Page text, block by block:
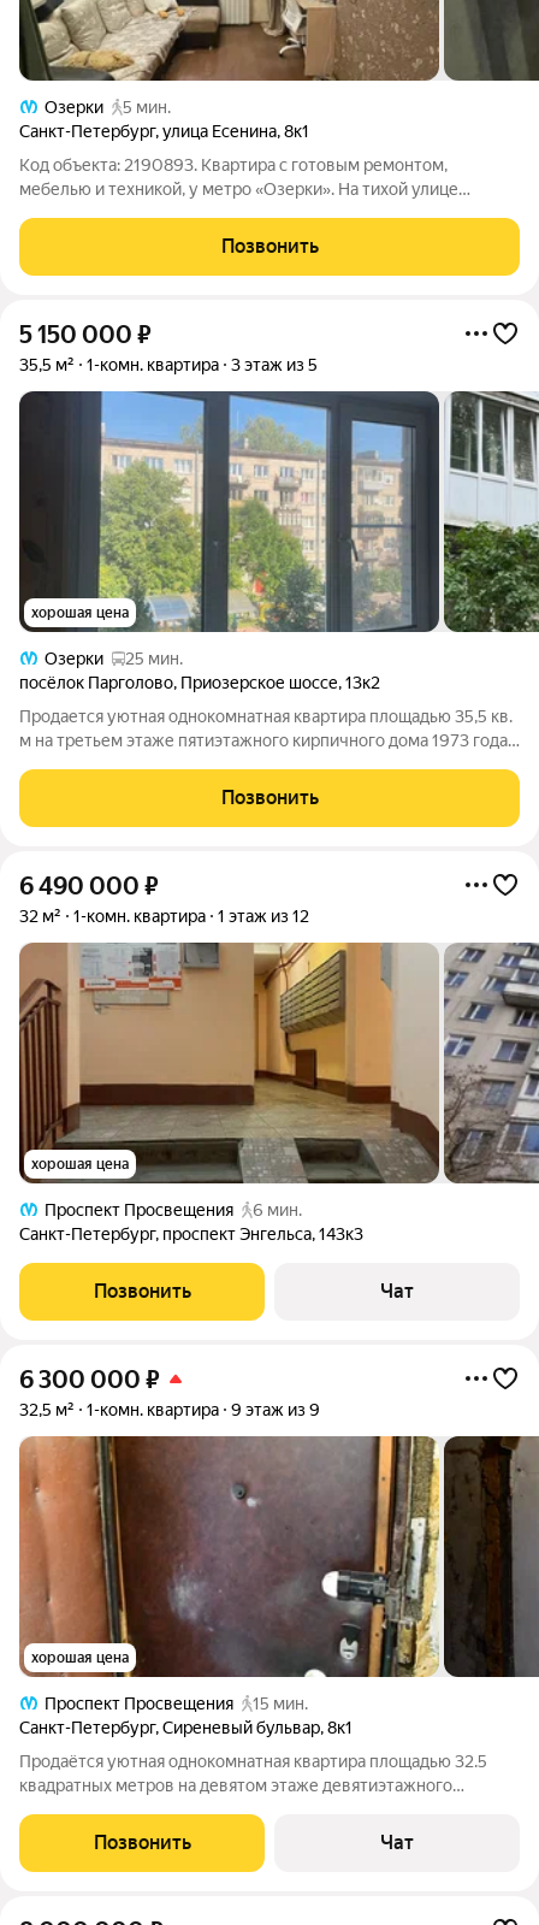
Озерки
5 мин.
Санкт-Петербург,улица Есенина,8к1
Код объекта: 2190893. Квартира с готовым ремонтом,
мебелью и техникой, у метро «Озерки». На тихой улице
постройки. С чистой придомовой территорией и подъездами,
мирными соседями и всего в 5
Позвонить
5 150 000 ₽
35,5 м² 1-комн. квартира 3 этаж из 5
хорошая цена
Озерки
25 мин.
посёлок Парголово, Приозерское шоссе,13к2
Продается уютная однокомнатная квартира площадью 35,5 кв.
м на третьем этаже пятиэтажного кирпичного дома 1973 года
Высота потолков - 2,6 метра. Дом расположен в тихом районе,
окна
Позвонить
6 490 000 ₽
32 м² 1-комн. квартира 1 этаж из 12
хорошая цена
Проспект Просвещения
6 мин.
Санкт-Петербург, проспект Энгельса,143к3
Позвонить Чат
6 300 000 ₽
32,5 м² 1-комн. квартира 9 этаж из 9
хорошая цена
Проспект Просвещения
15 мин.
Санкт-Петербург,Сиреневый бульвар,8к1
Продаётся уютная однокомнатная квартира площадью 32.5
квадратных метров на девятом этаже девятиэтажного
метров, а кухня занимает 6.3 квадратных метров. Из окон
открывается приятный вид на тихий
Позвонить Чат